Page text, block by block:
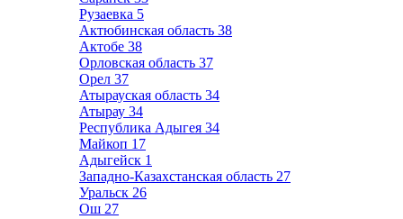
Рузаевка 5
Актюбинская область 38
Актобе 38
Орловская область 37
Орел 37
Атырауская область 34
Атырау 34
Республика Адыгея 34
Майкоп 17
Адыгейск 1
Западно-Казахстанская область 27
Уральск 26
Ош 27